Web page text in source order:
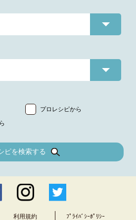
プロレシピから
ピを検索する
利用規約 ﾌﾟﾗｲﾊﾞｼｰﾎﾟﾘｼｰ